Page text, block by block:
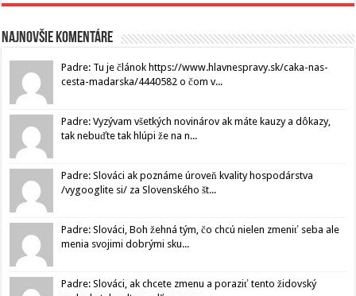
Najnovšie komentáre
Padre: Tu je článok https://www.hlavnespravy.sk/caka-nas-
cesta-madarska/4440582 o čom v...
Padre: Vyzývam všetkých novinárov ak máte kauzy a dôkazy,
tak nebuďte tak hlúpi že na n...
Padre: Slováci ak poznáme úroveň kvality hospodárstva
/vygooglite si/ za Slovenského št...
Padre: Slováci, Boh žehná tým, čo chcú nielen zmeniť seba ale
menia svojimi dobrými sku...
Padre: Slováci, ak chcete zmenu a poraziť tento židovský